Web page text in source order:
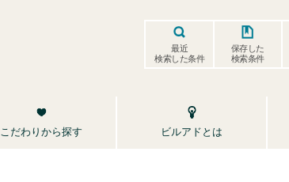
最近
検索した条件
保存した
検索条件
こだわりから探す ビルアドとは